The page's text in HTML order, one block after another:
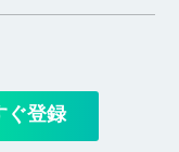
ぐ登録